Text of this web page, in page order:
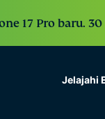
17 Pro baru.
Jelajahi